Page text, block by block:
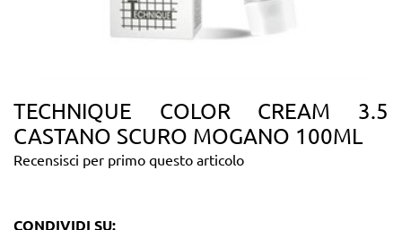
TECHNIQUE COLOR CREAM 3.5
CASTANO SCURO MOGANO 100ML
Recensisci per primo questo articolo
CONDIVIDI SU: